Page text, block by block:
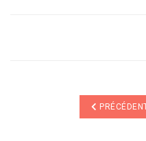
ARTICLE